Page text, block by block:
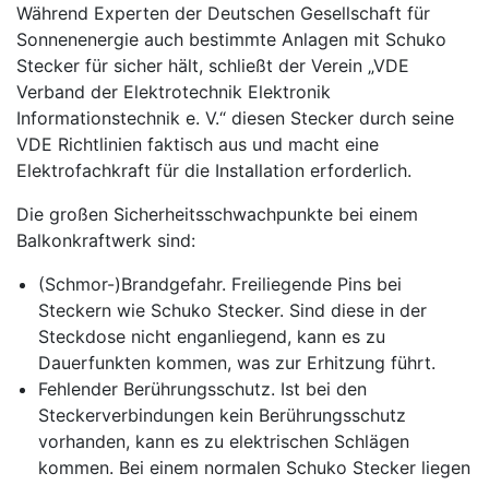
Während Experten der Deutschen Gesellschaft für
Sonnenenergie auch bestimmte Anlagen mit Schuko
Stecker für sicher hält, schließt der Verein „VDE
Verband der Elektrotechnik Elektronik
Informationstechnik e. V.“ diesen Stecker durch seine
VDE Richtlinien faktisch aus und macht eine
Elektrofachkraft für die Installation erforderlich.
Die großen Sicherheitsschwachpunkte bei einem
Balkonkraftwerk sind:
(Schmor-)Brandgefahr. Freiliegende Pins bei
Steckern wie Schuko Stecker. Sind diese in der
Steckdose nicht enganliegend, kann es zu
Dauerfunkten kommen, was zur Erhitzung führt.
Fehlender Berührungsschutz. Ist bei den
Steckerverbindungen kein Berührungsschutz
vorhanden, kann es zu elektrischen Schlägen
kommen. Bei einem normalen Schuko Stecker liegen